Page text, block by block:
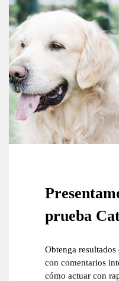
prueba
Obtenga
con comentarios
cómo actuar con